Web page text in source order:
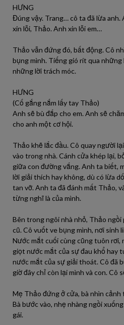
HƯNG
Đúng vậy. Trang… cô ta đã lừa anh.
xin lỗi, Thảo. Anh xin lỗi em…
Thảo vẫn đứng đó, bất động. Cô
bụng mình. Tiếng gió rít qua
những lời trách móc.
HƯNG
(Cố gắng nắm lấy tay Thảo)
Anh sẽ bù đắp cho em. Anh sẽ
cho anh một cơ hội.
Thảo khẽ lắc đầu. Cô quay người
vào trong nhà. Cánh cửa khép lại,
giữa con đường vắng. Anh ta biết,
lời giải thích hay không, dù có lừa
tan vỡ. Anh ta đã đánh mất Thảo,
từng nghĩ là của mình.
Bên trong ngôi nhà nhỏ, Thảo
cũ. Cô vuốt ve bụng mình, nơi sinh
Nước mắt cuối cùng cũng tuôn rơi,
giọt nước mắt của sự đau khổ hay
nước mắt của sự giải thoát. Cô đã
giờ đây chỉ còn lại mình và con. Cô
Mẹ Thảo đứng ở cửa, bà nhìn cảnh
Bà bước vào, nhẹ nhàng ngồi
gái.